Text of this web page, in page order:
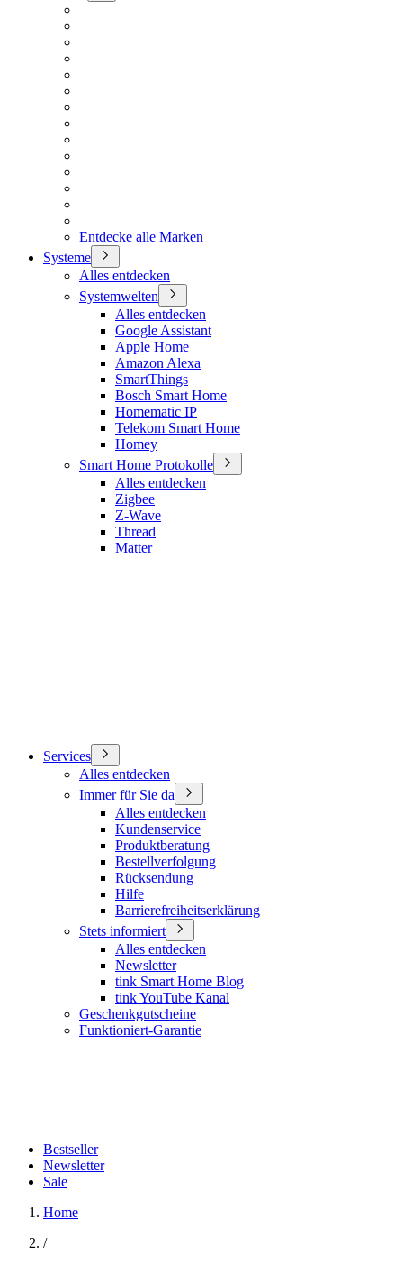
Entdecke alle Marken
Systeme
Alles entdecken
Systemwelten
Alles entdecken
Google Assistant
Apple Home
Amazon Alexa
SmartThings
Bosch Smart Home
Homematic IP
Telekom Smart Home
Homey
Smart Home Protokolle
Alles entdecken
Zigbee
Z-Wave
Thread
Matter
Services
Alles entdecken
Immer für Sie da
Alles entdecken
Kundenservice
Produktberatung
Bestellverfolgung
Rücksendung
Hilfe
Barrierefreiheitserklärung
Stets informiert
Alles entdecken
Newsletter
tink Smart Home Blog
tink YouTube Kanal
Geschenkgutscheine
Funktioniert-Garantie
Bestseller
Newsletter
Sale
Home
/